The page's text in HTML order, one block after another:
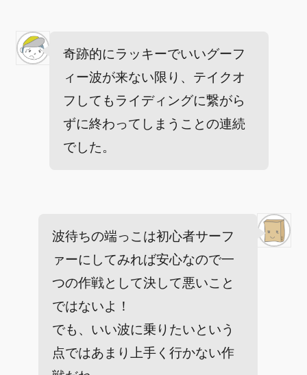
奇跡的にラッキーでいいグーフ
ィー波が来ない限り、テイクオ
フしてもライディングに繋がら
ずに終わってしまうことの連続
でした。
波待ちの端っこは初心者サーフ
ァーにしてみれば安心なので一
つの作戦として決して悪いこと
ではないよ！
でも、いい波に乗りたいという
点ではあまり上手く行かない作